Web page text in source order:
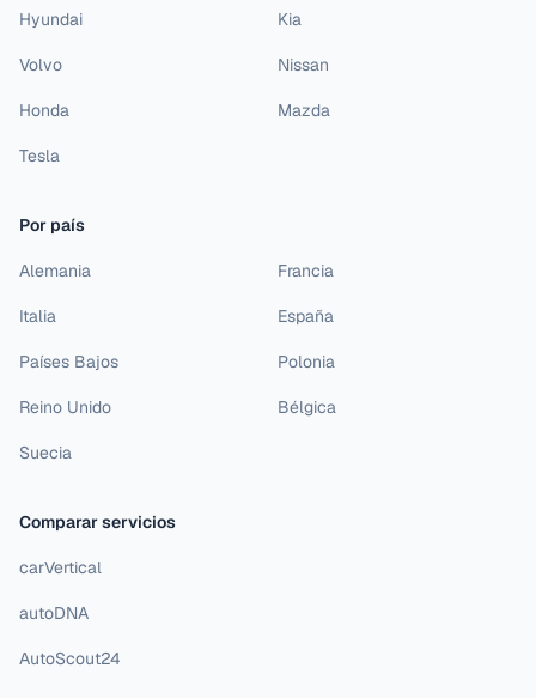
Hyundai Kia
Volvo Nissan
Honda Mazda
Tesla
Por país
Alemania Francia
Italia España
Países Bajos Polonia
Reino Unido Bélgica
Suecia
Comparar servicios
carVertical
autoDNA
AutoScout24